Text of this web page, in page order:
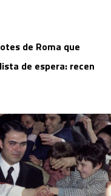
de Roma que
de espera: recen